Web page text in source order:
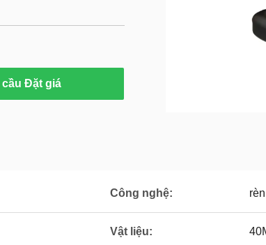
cầu Đặt giá
Công nghệ: rèn
Vật liệu: